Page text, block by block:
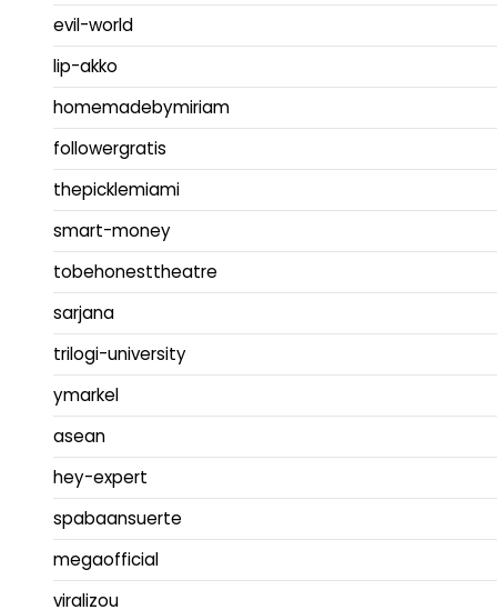
evil-world
lip-akko
homemadebymiriam
followergratis
thepicklemiami
smart-money
tobehonesttheatre
sarjana
trilogi-university
ymarkel
asean
hey-expert
spabaansuerte
megaofficial
viralizou